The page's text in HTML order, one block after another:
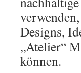
Designs,
„Atelier“
können.